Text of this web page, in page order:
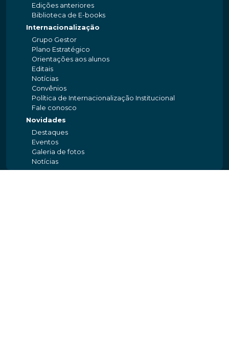
Edições anteriores
Biblioteca de E-books
Internacionalização
Grupo Gestor
Plano Estratégico
Orientações aos alunos
Editais
Notícias
Convênios
Política de Internacionalização Institucional
Fale conosco
Novidades
Destaques
Eventos
Galeria de fotos
Notícias